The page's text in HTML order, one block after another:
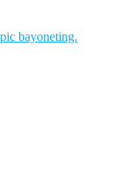
bayoneting.